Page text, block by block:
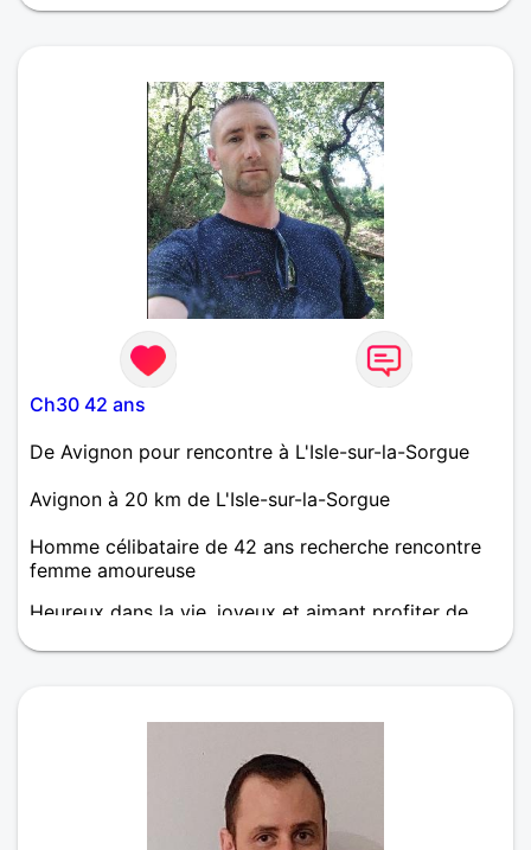
m'accompagnent. Émotionnel et romantique, j'ai
Ch30 42 ans
De Avignon pour rencontre à L'Isle-sur-la-Sorgue
Avignon à 20 km de L'Isle-sur-la-Sorgue
Homme célibataire de 42 ans recherche rencontre
femme amoureuse
Heureux dans la vie, joyeux et aimant profiter de
peux, je recherche une femme souriante et sincère